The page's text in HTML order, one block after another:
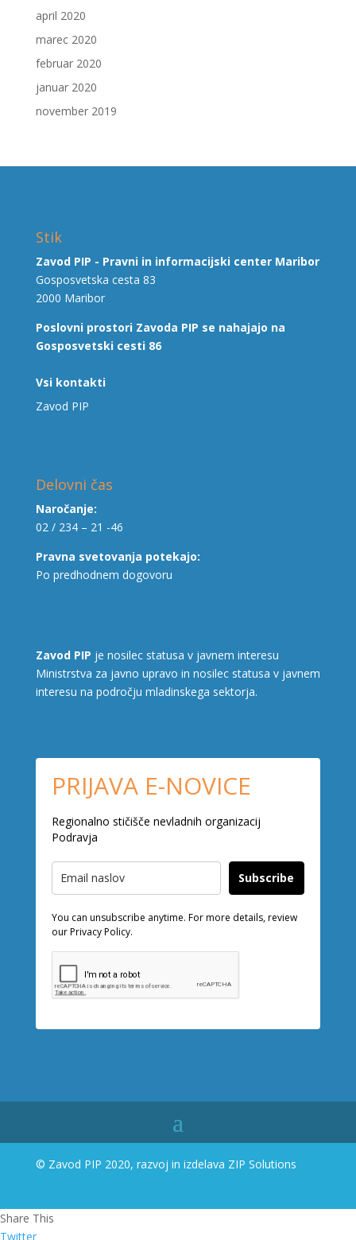
april 2020
marec 2020
februar 2020
januar 2020
november 2019
Stik
Zavod PIP - Pravni in informacijski center Maribor
Gosposvetska cesta 83
2000 Maribor
Poslovni prostori Zavoda PIP se nahajajo na
Gosposvetski cesti 86
Vsi kontakti
Zavod PIP
Delovni čas
Naročanje:
02 / 234 – 21 -46
Pravna svetovanja potekajo:
Po predhodnem dogovoru
Zavod PIP je nosilec statusa v javnem interesu
Ministrstva za javno upravo in nosilec statusa v javnem
interesu na področju mladinskega sektorja.
PRIJAVA E-NOVICE
Regionalno stičišče nevladnih organizacij
Podravja
Subscribe
You can unsubscribe anytime. For more details, review
our Privacy Policy.
© Zavod PIP 2020, razvoj in izdelava ZIP Solutions
Share This
Twitter